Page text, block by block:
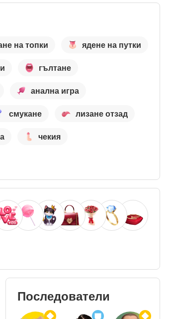
на топки ядене на путки
гълтане
анална игра
смукане лизане отзад
чекия
Последователи